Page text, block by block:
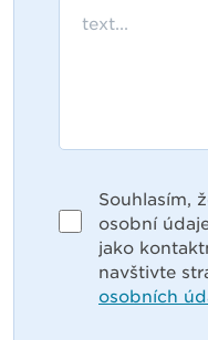
Souhlasím,
osobní
jako
navštivte
osobních